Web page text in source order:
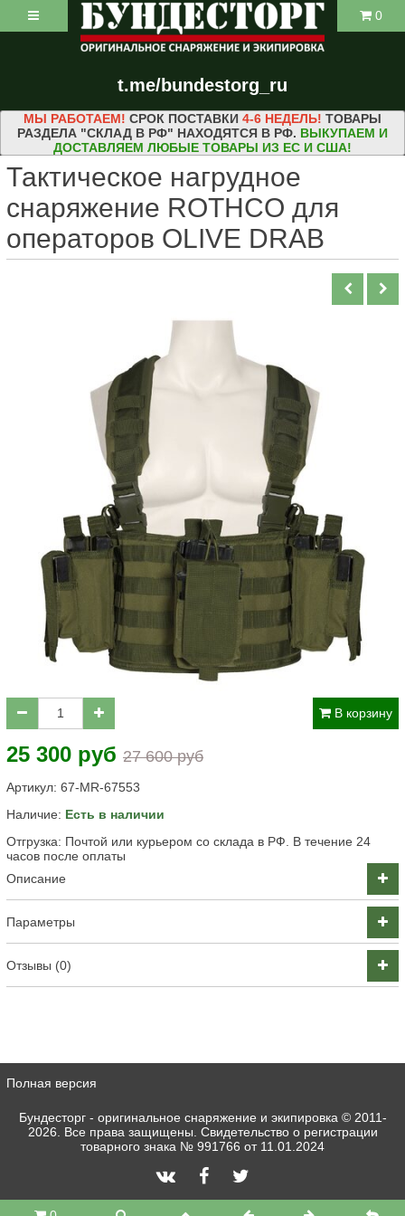
t.me/bundestorg_ru
0
МЫ РАБОТАЕМ! СРОК ПОСТАВКИ 4-6 НЕДЕЛЬ! ТОВАРЫ
РАЗДЕЛА "СКЛАД В РФ" НАХОДЯТСЯ В РФ. ВЫКУПАЕМ И
ДОСТАВЛЯЕМ ЛЮБЫЕ ТОВАРЫ ИЗ ЕС И США!
Тактическое нагрудное
снаряжение ROTHCO для
операторов OLIVE DRAB
В корзину
25 300 руб 27 600 руб
Артикул: 67-MR-67553
Наличие: Есть в наличии
Отгрузка: Почтой или курьером со склада в РФ. В течение 24
часов после оплаты
Описание
Параметры
Отзывы (0)
Полная версия
Бундесторг - оригинальное снаряжение и экипировка © 2011-
2026. Все права защищены. Свидетельство о регистрации
товарного знака № 991766 от 11.01.2024